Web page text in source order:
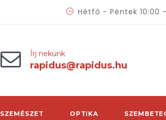
Hétfő - Péntek 10:00
Írj nekünk
rapidus@rapidus.hu
SZEMÉSZET OPTIKA